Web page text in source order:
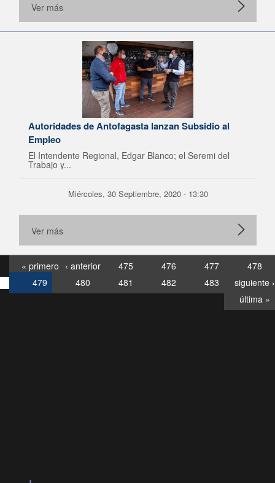
Ver más
Autoridades de Antofagasta lanzan Subsidio al
Empleo
El Intendente Regional, Edgar Blanco; el Seremi del
Trabajo y...
Miércoles, 30 Septiembre, 2020 - 13:30
Ver más
« primero ‹ anterior 475 476 477
478
479
480 481 482 483
siguiente ›
última »